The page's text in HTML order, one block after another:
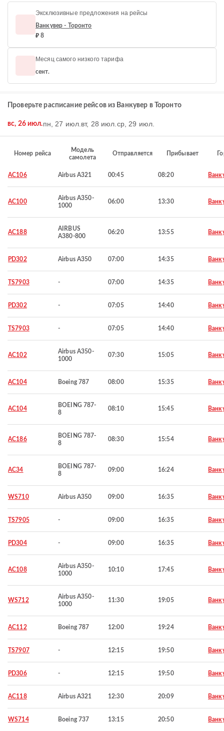
Эксклюзивные предложения на рейсы
Ванкувер - Торонто
₽ 8
Месяц самого низкого тарифа
сент.
Проверьте расписание рейсов из Ванкувер в Торонто
вс, 26 июл.пн, 27 июл. вт, 28 июл. ср, 29 июл.
Номер рейса
Модель
самолета
Отправляется Прибывает
AC106 Airbus A321 00:45 08:20
AC100
Airbus A350-
1000
06:00 13:30
AC188
AIRBUS
A380-800
06:20 13:55
PD302 Airbus A350 07:00 14:35
TS7903 - 07:00 14:35
PD302 - 07:05 14:40
TS7903 - 07:05 14:40
AC102
Airbus A350-
1000
07:30 15:05
AC104 Boeing 787 08:00 15:35
AC104
BOEING 787-
8
08:10 15:45
AC186
BOEING 787-
8
08:30 15:54
AC34
BOEING 787-
8
09:00 16:24
WS710 Airbus A350 09:00 16:35
TS7905 - 09:00 16:35
PD304 - 09:00 16:35
AC108
Airbus A350-
1000
10:10 17:45
WS712
Airbus A350-
1000
11:30 19:05
AC112 Boeing 787 12:00 19:24
TS7907 - 12:15 19:50
PD306 - 12:15 19:50
AC118 Airbus A321 12:30 20:09
WS714 Boeing 737 13:15 20:50